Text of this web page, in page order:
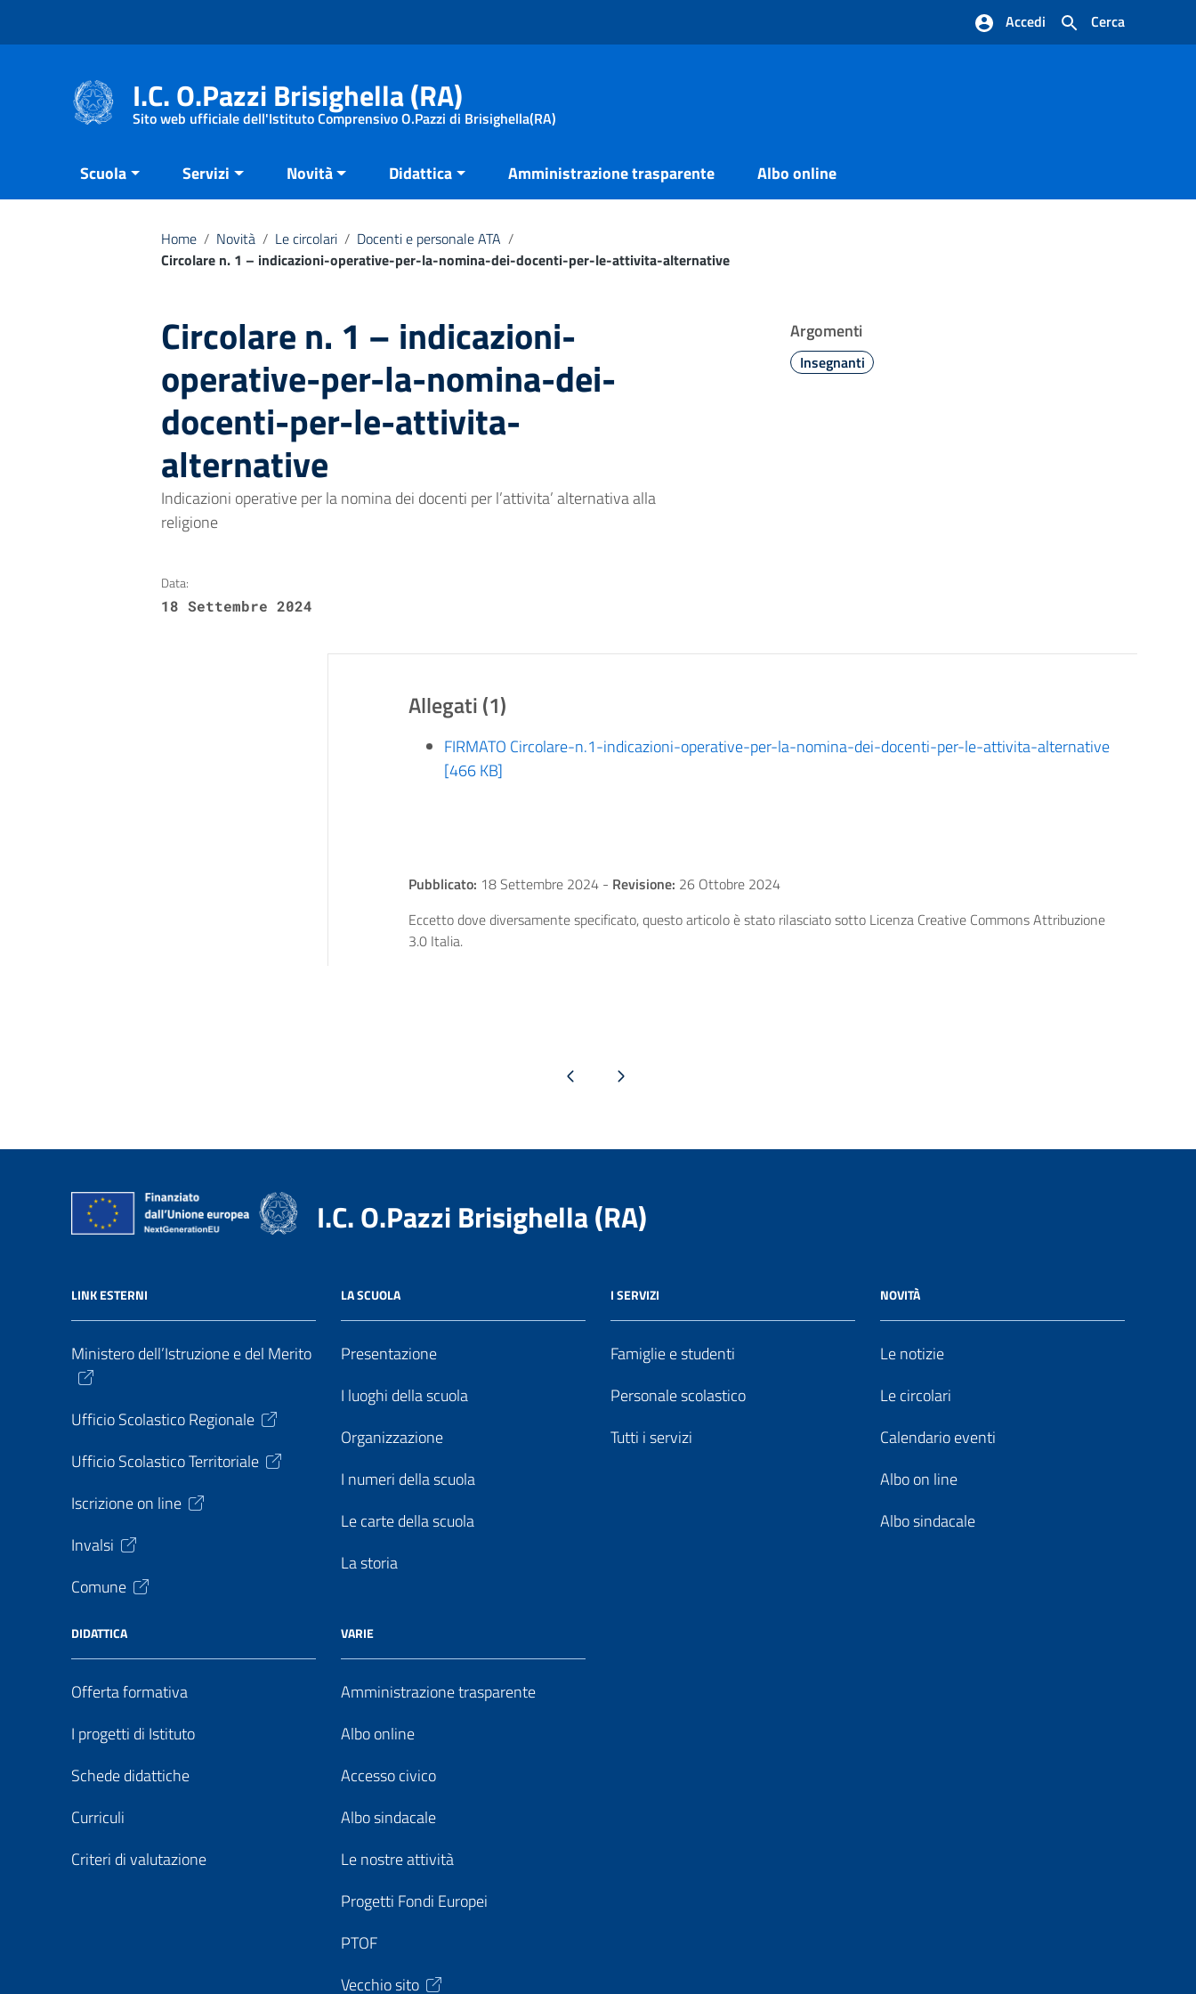
Cerca
Accedi
I.C. O.Pazzi Brisighella (RA)
Sito web ufficiale dell'Istituto Comprensivo O.Pazzi di Brisighella(RA)
Scuola Servizi Novità Didattica Amministrazione trasparente Albo online
Home / Novità / Le circolari / Docenti e personale ATA /
Circolare n. 1 – indicazioni-operative-per-la-nomina-dei-docenti-per-le-attivita-alternative
Circolare n. 1 – indicazioni-
operative-per-la-nomina-dei-
docenti-per-le-attivita-
alternative
Indicazioni operative per la nomina dei docenti per l’attivita’ alternativa alla
religione
Argomenti
Insegnanti
Data:
18 Settembre 2024
Allegati (1)
FIRMATO Circolare-n.1-indicazioni-operative-per-la-nomina-dei-docenti-per-le-attivita-alternative
[466 KB]
Pubblicato: 18 Settembre 2024 - Revisione: 26 Ottobre 2024
Eccetto dove diversamente specificato, questo articolo è stato rilasciato sotto Licenza Creative Commons Attribuzione
3.0 Italia.
Pagina precedentePagina successiva
I.C. O.Pazzi Brisighella (RA)
LINK ESTERNI
Ministero dell’Istruzione e del Merito
Ufficio Scolastico Regionale
Ufficio Scolastico Territoriale
Iscrizione on line
Invalsi
Comune
LA SCUOLA
Presentazione
I luoghi della scuola
Organizzazione
I numeri della scuola
Le carte della scuola
La storia
I SERVIZI
Famiglie e studenti
Personale scolastico
Tutti i servizi
NOVITÀ
Le notizie
Le circolari
Calendario eventi
Albo on line
Albo sindacale
DIDATTICA
Offerta formativa
I progetti di Istituto
Schede didattiche
Curriculi
Criteri di valutazione
VARIE
Amministrazione trasparente
Albo online
Accesso civico
Albo sindacale
Le nostre attività
Progetti Fondi Europei
PTOF
Vecchio sito